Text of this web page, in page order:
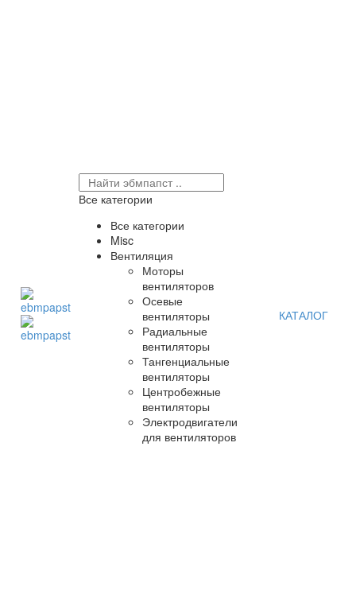
Все категории
Все категории
Misc
Вентиляция
Моторы
вентиляторов
Осевые
вентиляторы
Радиальные
вентиляторы
Тангенциальные
вентиляторы
Центробежные
вентиляторы
Электродвигатели
для вентиляторов
КАТАЛОГ